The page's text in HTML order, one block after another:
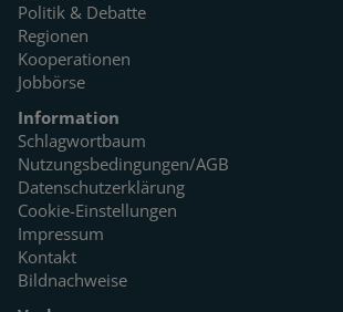
Politik & Debatte
Regionen
Kooperationen
Jobbörse
Information
Schlagwortbaum
Nutzungsbedingungen/AGB
Datenschutzerklärung
Cookie-Einstellungen
Impressum
Kontakt
Bildnachweise